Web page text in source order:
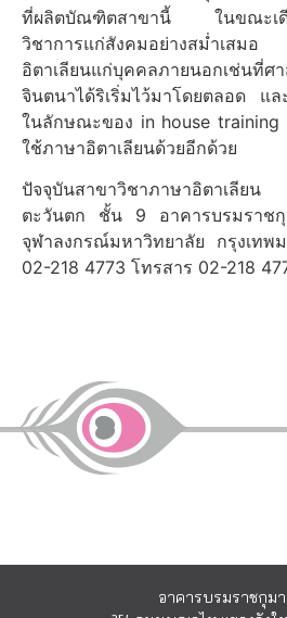
ที่ผลิตบัณฑิตสาขานี้ ในขณะเดีย
วิชาการแก่สังคมอย่างสม่ำเสมอ
อิตาเลียนแก่บุคคลภายนอกเช่นที่ศ
จินตนาได้ริเริ่มไว้มาโดยตลอด แล
ในลักษณะของ in house training
ใช้ภาษาอิตาเลียนด้วยอีกด้วย
ปัจจุบันสาขาวิชาภาษาอิตาเลีย
ตะวันตก ชั้น 9 อาคารบรมราช
จุฬาลงกรณ์มหาวิทยาลัย กรุงเท
02-218 4773 โทรสาร 02-218
อาคารบรมราชกุมา